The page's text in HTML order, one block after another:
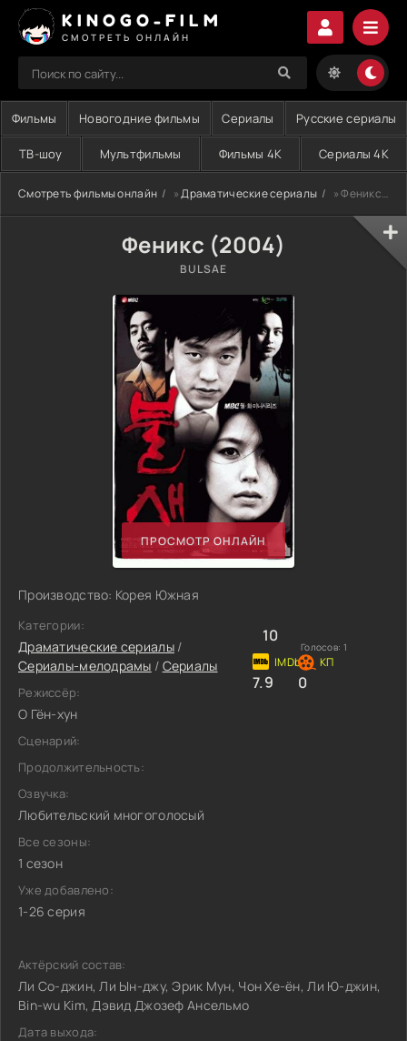
KINOGO-FILM
СМОТРЕТЬ ОНЛАЙН
Фильмы Новогодние фильмы Сериалы Русские сериалы
ТВ-шоу Мультфильмы Фильмы 4K Сериалы 4K
Смотреть фильмы онлайн »Драматические сериалы » Феникс (2004)
Феникс (2004)
BULSAE
ПРОСМОТР ОНЛАЙН
Производство: Корея Южная
Категории:
Драматические сериалы/
Сериалы-мелодрамы / Сериалы
Режиссёр:
О Гён-хун
Сценарий:
Продолжительность:
Озвучка:
Любительский многоголосый
Все сезоны:
1 сезон
Уже добавлено:
1-26 серия
10
Голосов: 1
7.9 0
Актёрский состав:
Ли Со-джин, Ли Ын-джу, Эрик Мун, Чон Хе-ён, Ли Ю-джин,
Bin-wu Kim, Дэвид Джозеф Ансельмо
Дата выхода: